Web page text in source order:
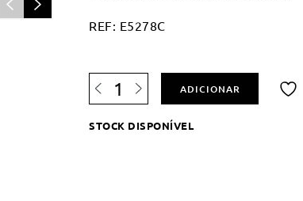
REF: E5278C
Quantidade
de
limpeza
ADICIONAR
STOCK DISPONÍVEL